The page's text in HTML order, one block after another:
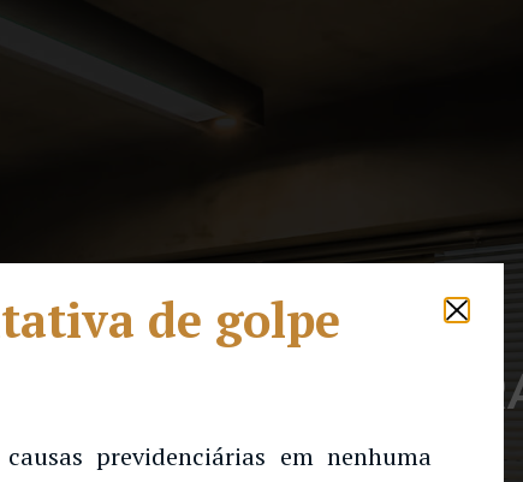
DIREITO DA UFRN
de golpe
previdenciárias em nenhuma